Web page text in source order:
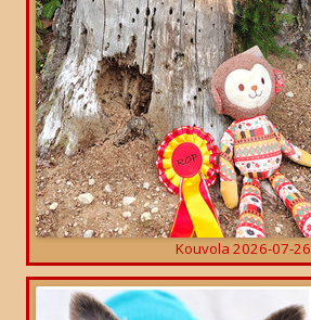
Kouvola 2026-07-26